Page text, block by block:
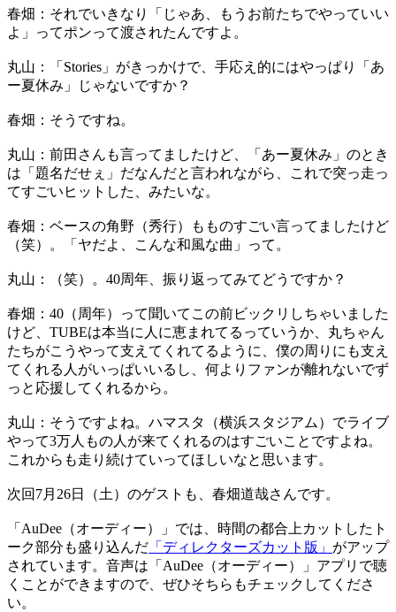
春畑：それでいきなり「じゃあ、もうお前たちでやっていい
よ」ってポンって渡されたんですよ。
丸山：「Stories」がきっかけで、手応え的にはやっぱり「あ
ー夏休み」じゃないですか？
春畑：そうですね。
丸山：前田さんも言ってましたけど、「あー夏休み」のとき
は「題名だせぇ」だなんだと言われながら、これで突っ走っ
てすごいヒットした、みたいな。
春畑：ベースの角野（秀行）もものすごい言ってましたけど
（笑）。「ヤだよ、こんな和風な曲」って。
丸山：（笑）。40周年、振り返ってみてどうですか？
春畑：40（周年）って聞いてこの前ビックリしちゃいました
けど、TUBEは本当に人に恵まれてるっていうか、丸ちゃん
たちがこうやって支えてくれてるように、僕の周りにも支え
てくれる人がいっぱいいるし、何よりファンが離れないでず
っと応援してくれるから。
丸山：そうですよね。ハマスタ（横浜スタジアム）でライブ
やって3万人もの人が来てくれるのはすごいことですよね。
これからも走り続けていってほしいなと思います。
次回7月26日（土）のゲストも、春畑道哉さんです。
「AuDee（オーディー）」では、時間の都合上カットしたト
ーク部分も盛り込んだ 「ディレクターズカット版」 がアップ
されています。音声は「AuDee（オーディー）」アプリで聴
くことができますので、ぜひそちらもチェックしてくださ
い。